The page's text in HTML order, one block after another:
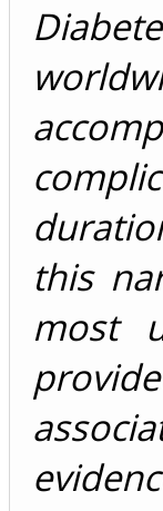
this
most